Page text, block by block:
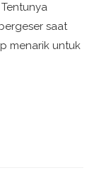
Tentunya
saat
menarik untuk